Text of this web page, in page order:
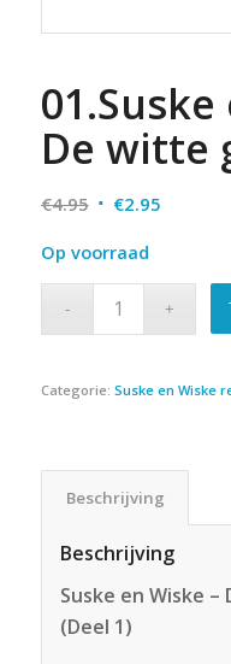
01.Suske
De witte
€4.95 Oorspronkelijke
was:
€4.95.
€2.95Huidige
€2.95.
Op voorraad
Categorie: Suske en Wiske
Beschrijving
Beschrijving
Suske en Wiske
(Deel 1)